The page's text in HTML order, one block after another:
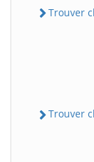
Trouver
Trouver